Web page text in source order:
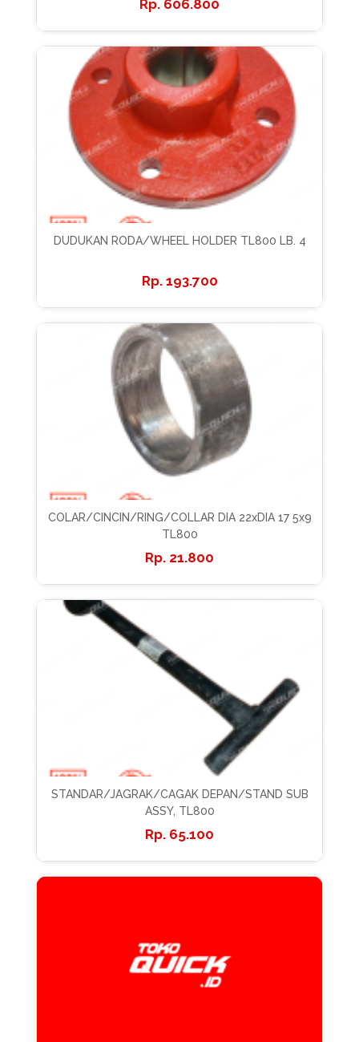
606.800
DUDUKAN RODA/WHEEL HOLDER TL800 LB. 4
193.700
COLAR/CINCIN/RING/COLLAR DIA 22xDIA 17 5x9
TL800
21.800
STANDAR/JAGRAK/CAGAK DEPAN/STAND SUB
ASSY, TL800
65.100